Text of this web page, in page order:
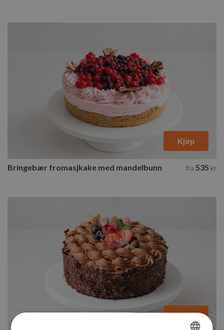
Kjøp
Bringebær fromasjkake med mandelbunn fra 535 kr
Kjøp